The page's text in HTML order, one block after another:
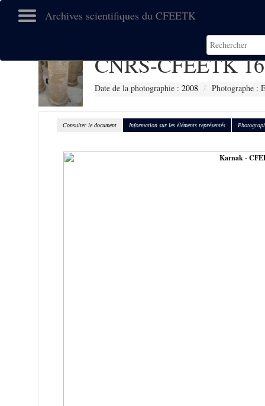
Archives scientifiques du CFEETK
CNRS-CFEETK
Date de la photographie : 2008 Photographe :
Consulter le document Information sur les éléments représentés